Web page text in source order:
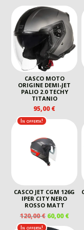
CASCO MOTO
ORIGINE DEMI-JET
PALIO 2.0 TECHY
TITANIO
95,00€
In offerta!
CASCO JET CGM 126G
IPER CITY NERO
ROSSO MATT
120,00€ IL
PREZZO
60,00€IL
In offerta!